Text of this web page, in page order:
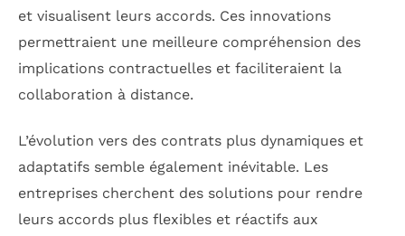
et visualisent leurs accords. Ces innovations
permettraient une meilleure compréhension des
implications contractuelles et faciliteraient la
collaboration à distance.
L’évolution vers des contrats plus dynamiques et
adaptatifs semble également inévitable. Les
entreprises cherchent des solutions pour rendre
leurs accords plus flexibles et réactifs aux